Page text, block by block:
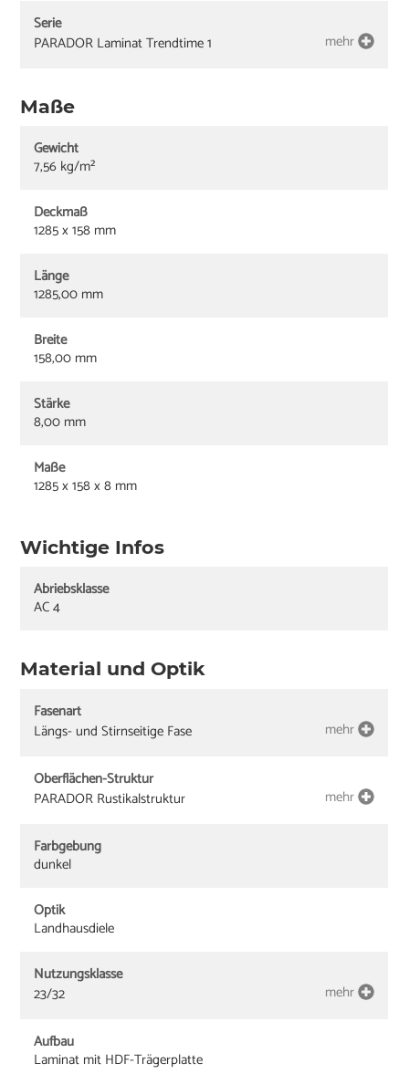
Serie
PARADOR Laminat Trendtime 1
mehr
Maße
Gewicht
7,56 kg/m²
Deckmaß
1285 x 158 mm
Länge
1285,00 mm
Breite
158,00 mm
Stärke
8,00 mm
Maße
1285 x 158 x 8 mm
Wichtige Infos
Abriebsklasse
AC 4
Material und Optik
Fasenart
Längs- und Stirnseitige Fase
mehr
Oberflächen-Struktur
PARADOR Rustikalstruktur
mehr
Farbgebung
dunkel
Optik
Landhausdiele
Nutzungsklasse
23/32
mehr
Aufbau
Laminat mit HDF-Trägerplatte